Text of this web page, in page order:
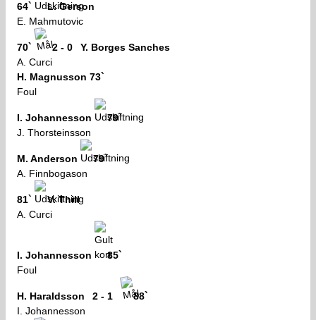
64`
L. Gerson
E. Mahmutovic
70` 2 - 0
Y. Borges Sanches
A. Curci
H. Magnusson 73`
Foul
I. Johannesson
79`
J. Thorsteinsson
M. Anderson
79`
A. Finnbogason
81`
V. Thill
A. Curci
I. Johannesson
85`
Foul
H. Haraldsson 2 - 1
88`
I. Johannesson